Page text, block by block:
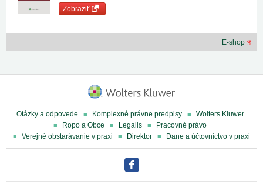
Zobraziť
E-shop
Otázky a odpovede Komplexné právne predpisy
Wolters Kluwer
Ropo a Obce
Legalis
Pracovné právo
Verejné obstarávanie v praxi
Direktor Dane a účtovníctvo v praxi